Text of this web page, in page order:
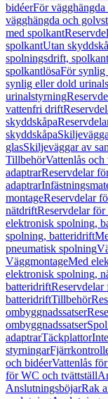
bidéerFör
vägghängda och
med spolkant
spolkantUtan
spolningsdrift,
spolkantlösaFör synlig
synlig eller dold
urinalstyrning
vattenfri drift
skyddskåpa
skyddskåpa
glasSkiljeväggar av
TillbehörVattenlås
adaptrarReservdelar
adaptrar
montageReservdelar
nätdriftReservdelar
elektronisk spolning,
spolning, batteridrift
pneumatisk spolning
VäggmontageMed
elektronisk spolning,
batteridrift
batteridriftTillbehör
ombyggnadssatser
ombyggnadssatser
adaptrarTäckplattor
styrningar
och bidéerVattenlås
för WC och tvättställ
AnslutningsböjarRak